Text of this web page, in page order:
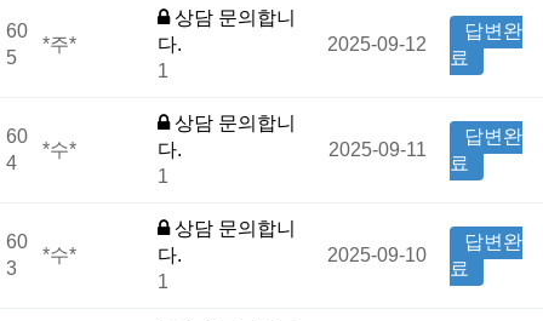
60
5
*주*
상담 문의합니
다.
1
2025-09-12
답변완
료
60
4
*수*
상담 문의합니
다.
1
2025-09-11
답변완
료
60
3
*수*
상담 문의합니
다.
1
2025-09-10
답변완
료